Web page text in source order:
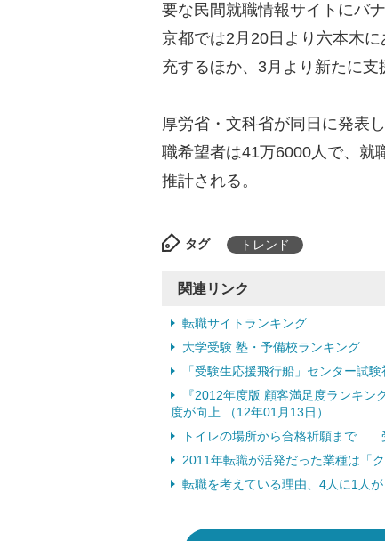
要な民間就職情報サイトにバ
京都では2月20日より六本木
充するほか、3月より新たに支
厚労省・文科省が同日に発表
職希望者は41万6000人で、就
推計される。
タグ トレンド
関連リンク
転職サイトランキング
大学受験 塾・予備校ランキング
「受験生応援飛行船」センター試
『2012年度版 顧客満足度ランキ
度が向上 （12年01月13日）
トイレの場所から合格祈願まで…
2011年転職が活発だった業種は「
転職を考えている理由、4人に1人